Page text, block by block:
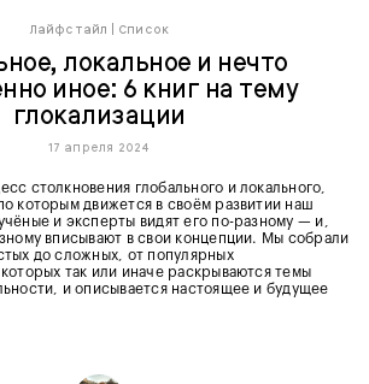
Лайфстайл Список
локальное и нечто
иное: 6 книг на тему
глокализации
17 апреля 2024
столкновения глобального и локального,
которым движется в своём развитии наш
и эксперты видят его по-разному — и,
вписывают в свои концепции. Мы собрали
до сложных, от популярных
так или иначе раскрываются темы
и описывается настоящее и будущее